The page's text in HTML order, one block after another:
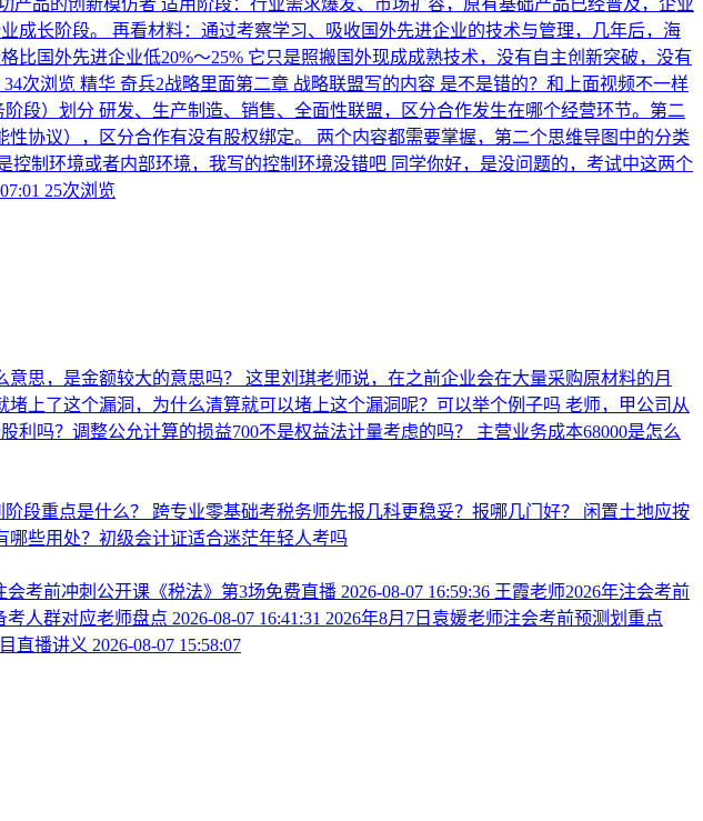
品的创新模仿者 适用阶段：行业需求爆发、市场扩容，原有基础产品已经普及，企业
长阶段。 再看材料：通过考察学习、吸收国外先进企业的技术与管理，几年后，海
国外先进企业低20%～25% 它只是照搬国外现成成熟技术，没有自主创新突破，没有
34次浏览 精华 奇兵2战略里面第二章 战略联盟写的内容 是不是错的？和上面视频不一样
）划分 研发、生产制造、销售、全面性联盟，区分合作发生在哪个经营环节。 ​ 第二
协议），区分合作有没有股权绑定。 两个内容都需要掌握，第二个思维导图中的分类
控制环境或者内部环境，我写的控制环境没错吧 同学你好，是没问题的，考试中这两个
25次浏览
思，是金额较大的意思吗？ 这里刘琪老师说，在之前企业会在大量采购原材料的月
上了这个漏洞，为什么清算就可以堵上这个漏洞呢？可以举个例子吗 老师，甲公司从
利吗？调整公允计算的损益700不是权益法计量考虑的吗？ 主营业务成本68000是怎么
段重点是什么？ 跨专业零基础考税务师先报几科更稳妥？报哪几门好？ 闲置土地应按
哪些用处？初级会计证适合迷茫年轻人考吗
会考前冲刺公开课《税法》第3场免费直播 2026-08-07 16:59:36 王霞老师2026年注会考前
考人群对应老师盘点 2026-08-07 16:41:31 2026年8月7日袁媛老师注会考前预测划重点
直播讲义 2026-08-07 15:58:07